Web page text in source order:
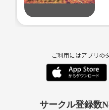
ご利用にはアプリの
サークル登録数